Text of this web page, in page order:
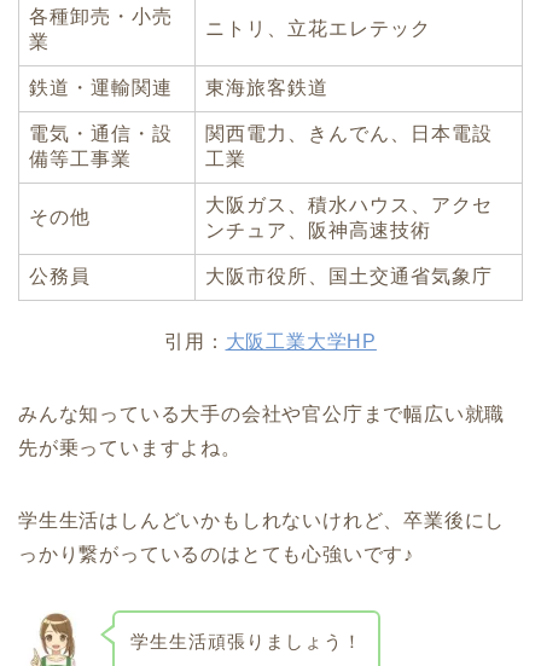
各種卸売・小売
業
ニトリ、立花エレテック
鉄道・運輸関連 東海旅客鉄道
電気・通信・設
備等工事業
関西電力、きんでん、日本電設
工業
その他
大阪ガス、積水ハウス、アクセ
ンチュア、阪神高速技術
公務員 大阪市役所、国土交通省気象庁
引用： 大阪工業大学HP
みんな知っている大手の会社や官公庁まで幅広い就職
先が乗っていますよね。
学生生活はしんどいかもしれないけれど、卒業後にし
っかり繋がっているのはとても心強いです♪
学生生活頑張りましょう！